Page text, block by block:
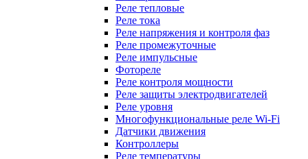
Реле тепловые
Реле тока
Реле напряжения и контроля фаз
Реле промежуточные
Реле импульсные
Фотореле
Реле контроля мощности
Реле защиты электродвигателей
Реле уровня
Многофункциональные реле Wi-Fi
Датчики движения
Контроллеры
Реле температуры